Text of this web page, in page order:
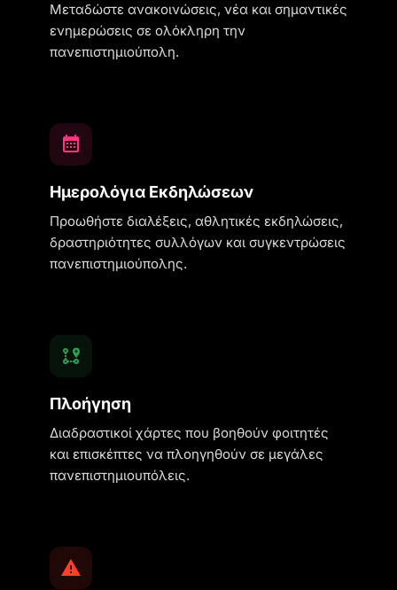
Μεταδώστε ανακοινώσεις, νέα και σημαντικές
ενημερώσεις σε ολόκληρη την
πανεπιστημιούπολη.
Ημερολόγια Εκδηλώσεων
Προωθήστε διαλέξεις, αθλητικές εκδηλώσεις,
δραστηριότητες συλλόγων και συγκεντρώσεις
πανεπιστημιούπολης.
Πλοήγηση
Διαδραστικοί χάρτες που βοηθούν φοιτητές
και επισκέπτες να πλοηγηθούν σε μεγάλες
πανεπιστημιουπόλεις.